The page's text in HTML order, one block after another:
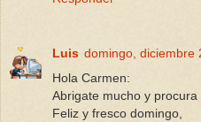
Luis domingo, diciembre
Hola Carmen:
Abrigate mucho y
Feliz y fresco domingo,